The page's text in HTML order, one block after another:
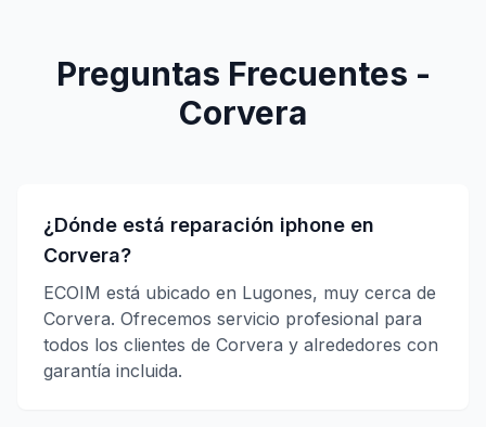
Preguntas Frecuentes -
Corvera
¿Dónde está reparación iphone en
Corvera?
ECOIM está ubicado en Lugones, muy cerca de
Corvera. Ofrecemos servicio profesional para
todos los clientes de Corvera y alrededores con
garantía incluida.